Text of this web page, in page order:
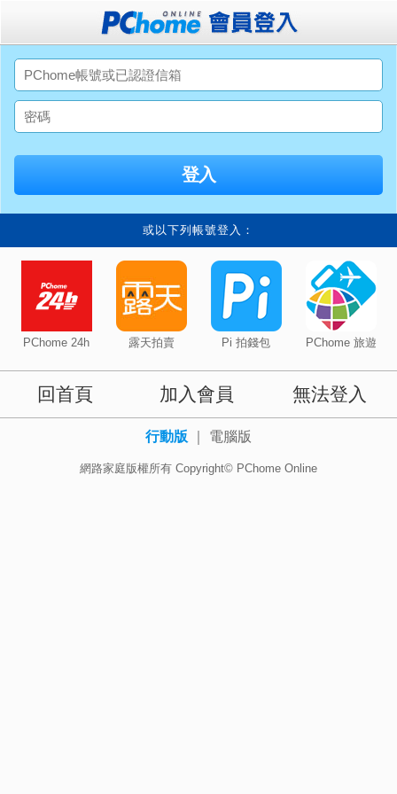
或以下列帳號登入：
PChome 24h 露天拍賣 Pi 拍錢包 PChome 旅遊
回首頁 加入會員 無法登入
行動版 電腦版
網路家庭版權所有 Copyright© PChome Online